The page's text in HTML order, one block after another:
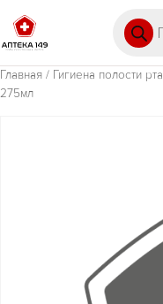
Главная / Гигиена полости рта
275мл